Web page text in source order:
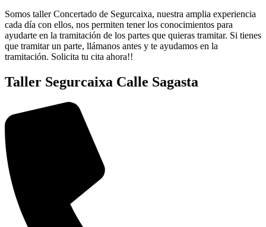
Somos taller Concertado de Segurcaixa, nuestra amplia experiencia
cada día con ellos, nos permiten tener los conocimientos para
ayudarte en la tramitación de los partes que quieras tramitar. Si tienes
que tramitar un parte, llámanos antes y te ayudamos en la
tramitación. Solicita tu cita ahora!!
Taller Segurcaixa Calle Sagasta